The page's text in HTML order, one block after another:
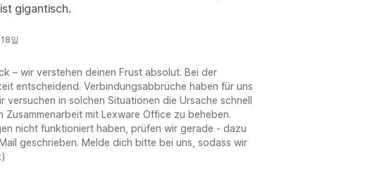
gigantisch.
일
– wir verstehen deinen Frust absolut. Bei der
entscheidend. Verbindungsabbrüche haben für uns
versuchen in solchen Situationen die Ursache schnell
mit Lexware Office zu beheben.
nicht funktioniert haben, prüfen wir gerade - dazu
geschrieben. Melde dich bitte bei uns, sodass wir